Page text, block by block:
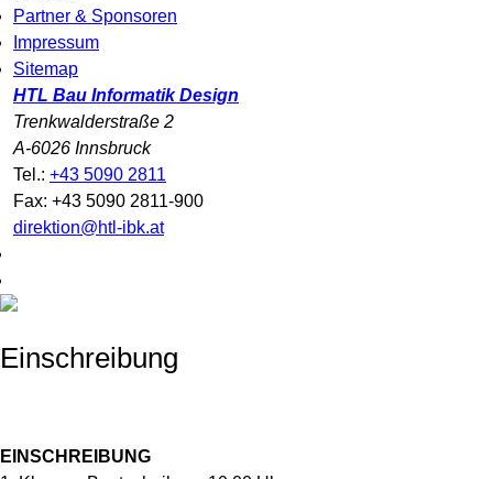
Partner & Sponsoren
Impressum
Sitemap
HTL Bau Informatik Design
Trenkwalderstraße 2
A-6026 Innsbruck
Tel.: +43 5090 2811
Fax: +43 5090 2811-900
direktion@htl-ibk.at
Einschreibung
EINSCHREIBUNG